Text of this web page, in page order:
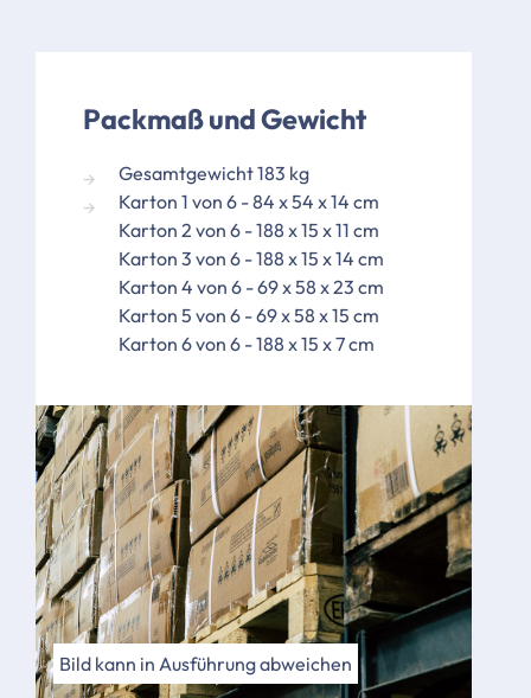
Packmaß und Gewicht
Gesamtgewicht 183 kg
Karton 1 von 6 - 84 x 54 x 14 cm
Karton 2 von 6 - 188 x 15 x 11 cm
Karton 3 von 6 - 188 x 15 x 14 cm
Karton 4 von 6 - 69 x 58 x 23 cm
Karton 5 von 6 - 69 x 58 x 15 cm
Karton 6 von 6 - 188 x 15 x 7 cm
Bild kann in Ausführung abweichen